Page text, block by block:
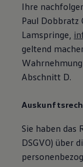
Ihre
Paul Dobbratz
Lamspringe,
geltend
Abschnitt D.
Sie haben das
DSGVO) über